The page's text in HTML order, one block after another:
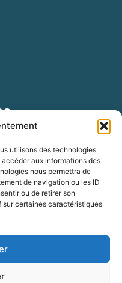
utilisons des technologies
aux informations des
nous permettra de
de navigation ou les ID
ou de retirer son
certaines caractéristiques
de 14h à 18h
de 14h à 19h
: